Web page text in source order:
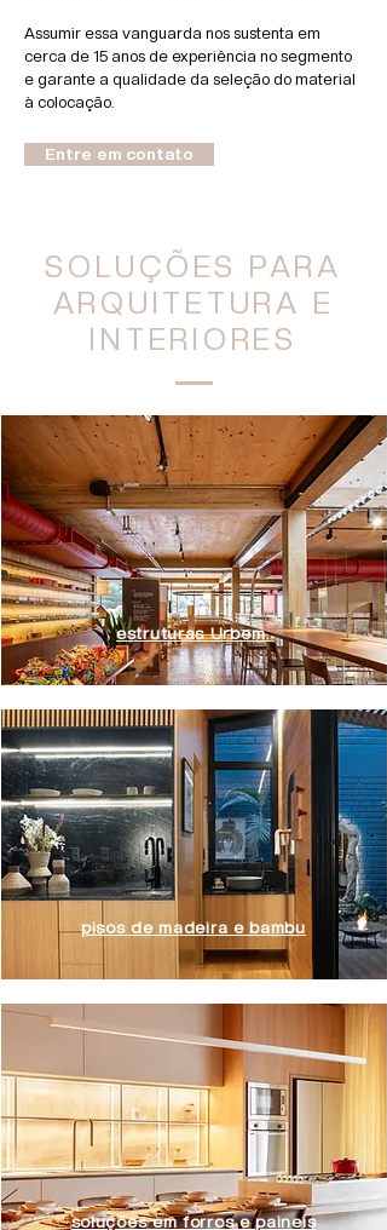
Assumir essa vanguarda nos sustenta em
cerca de 15 anos de experiência no segmento
e garante a qualidade da seleção do material
à colocação.
Entre em contato
SOLUÇÕES PARA
ARQUITETURA E
INTERIORES
estruturas Urbem
pisos de madeira e bambu
soluções em forros e paineis